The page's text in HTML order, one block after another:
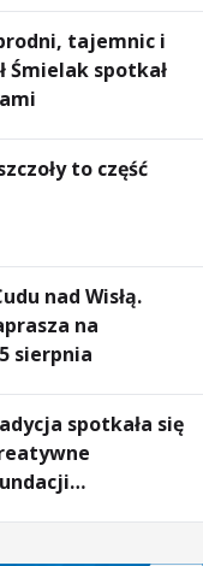
tajemnic i
Śmielak spotkał
to część
nad Wisłą.
na
sierpnia
spotkała się